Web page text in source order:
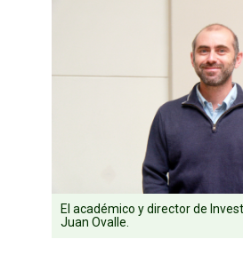
El académico y director de
Juan Ovalle.